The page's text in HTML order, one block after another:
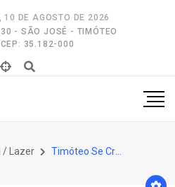
10 DE AGOSTO DE 2026
- SÃO JOSÉ - TIMÓTEO
35.182-000
/ Lazer